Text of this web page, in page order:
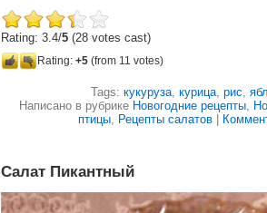
Rating: 3.4/5 (28 votes cast)
Rating: +5 (from 11 votes)
Tags: кукуруза, курица, рис,
Написано в рубрике Новогодние рецепты,
птицы, Рецепты салатов
Салат Пикантный